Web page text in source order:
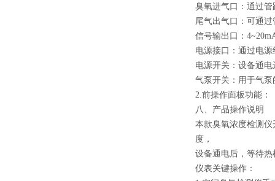
臭氧进气口：通过
尾气出气口：可通
信号输出口：
电源接口：通过电
电源开关：设备通电
气泵开关：用于气
2.前操作面板功能：
八、产品操作说明
本款臭氧浓度检测
度，
设备通电后，等待
仪表关键操作：